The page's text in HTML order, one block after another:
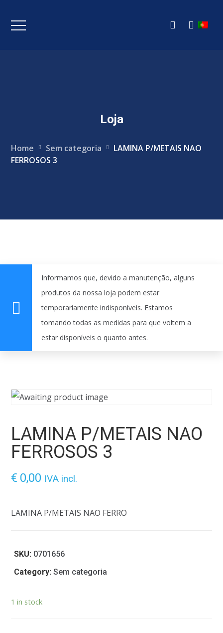
Loja
Home Sem categoria
LAMINA P/METAIS NAO
FERROSOS 3
Informamos que, devido a manutenção, alguns
produtos da nossa loja podem estar
temporariamente indisponíveis. Estamos
tomando todas as medidas para que voltem a
estar disponíveis o quanto antes.
LAMINA P/METAIS NAO
FERROSOS 3
€ 0,00 IVA incl.
LAMINA P/METAIS NAO FERRO
SKU: 0701656
Category:Sem categoria
1 in stock